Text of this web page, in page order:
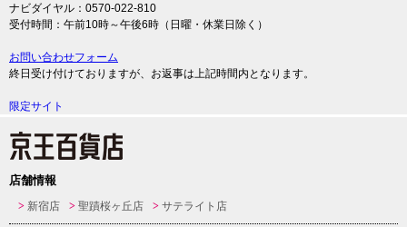
ナビダイヤル：0570-022-810
受付時間：午前10時～午後6時（日曜・休業日除く）
お問い合わせフォーム
終日受け付けておりますが、お返事は上記時間内となります。
限定サイト
店舗情報
新宿店 聖蹟桜ヶ丘店 サテライト店